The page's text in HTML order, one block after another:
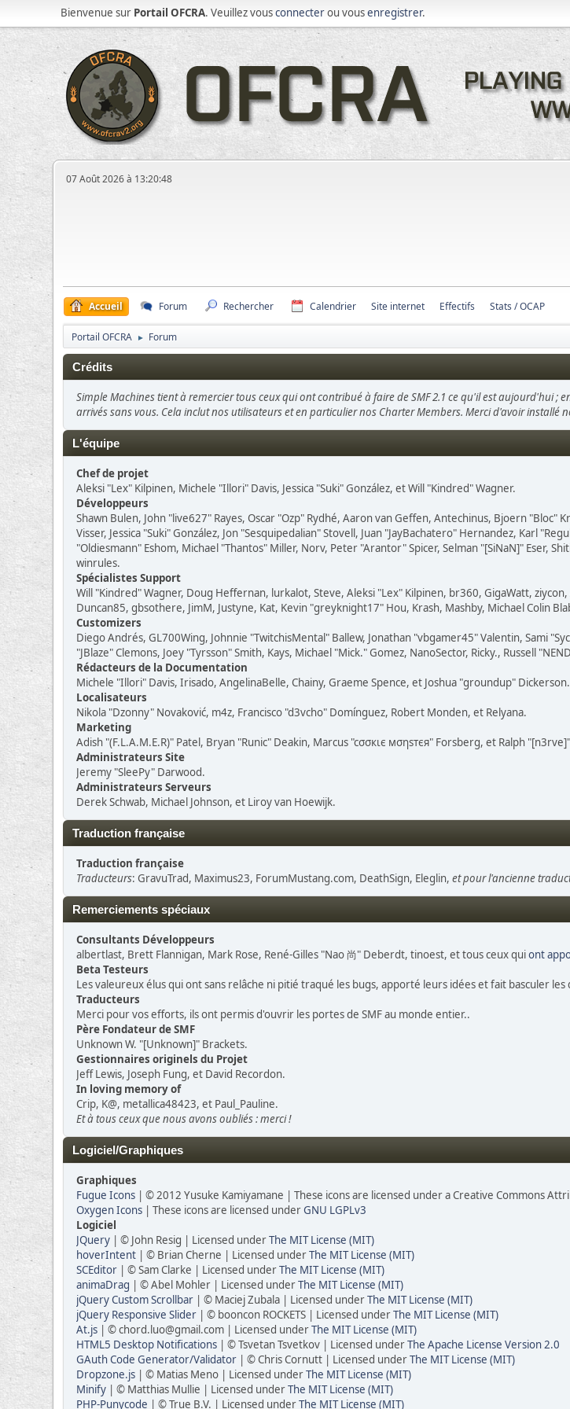
Bienvenue sur Portail OFCRA. Veuillez vousconnecterou vousenregistrer.
07 Août 2026 à 13:20:48
Accueil Forum Rechercher Calendrier Site internet Effectifs Stats / OCAP
Portail OFCRA ► Forum
Crédits
Simple Machines tient à remercier tous ceux qui ont contribué à faire de SMF 2.1 ce qu'il est aujourd'hui
arrivés sans vous. Cela inclut nos utilisateurs et en particulier nos Charter Members. Merci d'avoir
L'équipe
Chef de projet
Aleksi "Lex" Kilpinen, Michele "Illori" Davis, Jessica "Suki" González, et Will "Kindred" Wagner.
Développeurs
Shawn Bulen, John "live627" Rayes, Oscar "Ozp" Rydhé, Aaron van Geffen, Antechinus, Bjoern
Visser, Jessica "Suki" González, Jon "Sesquipedalian" Stovell, Juan "JayBachatero" Hernandez, Karl
"Oldiesmann" Eshom, Michael "Thantos" Miller, Norv, Peter "Arantor" Spicer, Selman "[SiNaN]" Eser,
winrules.
Spécialistes Support
Will "Kindred" Wagner, Doug Heffernan, lurkalot, Steve, Aleksi "Lex" Kilpinen, br360, GigaWatt,
Duncan85, gbsothere, JimM, Justyne, Kat, Kevin "greyknight17" Hou, Krash, Mashby, Michael Colin
Customizers
Diego Andrés, GL700Wing, Johnnie "TwitchisMental" Ballew, Jonathan "vbgamer45" Valentin, Sami
"JBlaze" Clemons, Joey "Tyrsson" Smith, Kays, Michael "Mick." Gomez, NanoSector, Ricky., Russell
Rédacteurs de la Documentation
Michele "Illori" Davis, Irisado, AngelinaBelle, Chainy, Graeme Spence, et Joshua "groundup" Dickerson.
Localisateurs
Nikola "Dzonny" Novaković, m4z, Francisco "d3vcho" Domínguez, Robert Monden, et Relyana.
Marketing
Adish "(F.L.A.M.E.R)" Patel, Bryan "Runic" Deakin, Marcus "cσσкιє мσηѕтєя" Forsberg, et Ralph
Administrateurs Site
Jeremy "SleePy" Darwood.
Administrateurs Serveurs
Derek Schwab, Michael Johnson, et Liroy van Hoewijk.
Traduction française
Traduction française
Traducteurs: GravuTrad, Maximus23, ForumMustang.com, DeathSign, Eleglin,et pour l'ancienne
Remerciements spéciaux
Consultants Développeurs
albertlast, Brett Flannigan, Mark Rose, René-Gilles "Nao 尚" Deberdt, tinoest, et tous ceux quiont
Beta Testeurs
Les valeureux élus qui ont sans relâche ni pitié traqué les bugs, apporté leurs idées et fait basculer
Traducteurs
Merci pour vos efforts, ils ont permis d'ouvrir les portes de SMF au monde entier..
Père Fondateur de SMF
Unknown W. "[Unknown]" Brackets.
Gestionnaires originels du Projet
Jeff Lewis, Joseph Fung, et David Recordon.
In loving memory of
Crip, K@, metallica48423, et Paul_Pauline.
Et à tous ceux que nous avons oubliés : merci !
Logiciel/Graphiques
Graphiques
Fugue Icons | © 2012 Yusuke Kamiyamane | These icons are licensed under a Creative Commons
Oxygen Icons | These icons are licensed underGNU LGPLv3
Logiciel
JQuery | © John Resig | Licensed underThe MIT License (MIT)
hoverIntent | © Brian Cherne | Licensed underThe MIT License (MIT)
SCEditor | © Sam Clarke | Licensed underThe MIT License (MIT)
animaDrag | © Abel Mohler | Licensed underThe MIT License (MIT)
jQuery Custom Scrollbar | © Maciej Zubala | Licensed underThe MIT License (MIT)
jQuery Responsive Slider | © booncon ROCKETS | Licensed underThe MIT License (MIT)
At.js | © chord.luo@gmail.com | Licensed underThe MIT License (MIT)
HTML5 Desktop Notifications | © Tsvetan Tsvetkov | Licensed underThe Apache License Version 2.0
GAuth Code Generator/Validator | © Chris Cornutt | Licensed underThe MIT License (MIT)
Dropzone.js | © Matias Meno | Licensed underThe MIT License (MIT)
Minify | © Matthias Mullie | Licensed underThe MIT License (MIT)
PHP-Punycode | © True B.V. | Licensed underThe MIT License (MIT)